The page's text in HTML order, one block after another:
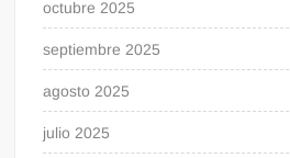
octubre 2025
septiembre 2025
agosto 2025
julio 2025